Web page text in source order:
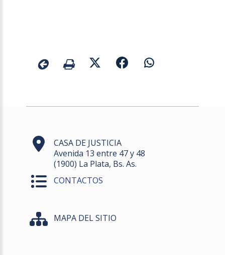
CASA DE JUSTICIA
Avenida 13 entre 47 y 48
(1900) La Plata, Bs. As.
CONTACTOS
MAPA DEL SITIO